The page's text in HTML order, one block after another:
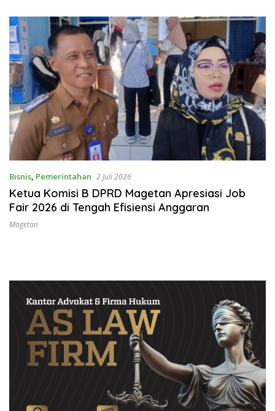
Bisnis, Pemerintahan 2 Juli 2026
Ketua Komisi B DPRD Magetan Apresiasi Job
Fair 2026 di Tengah Efisiensi Anggaran
Magetan